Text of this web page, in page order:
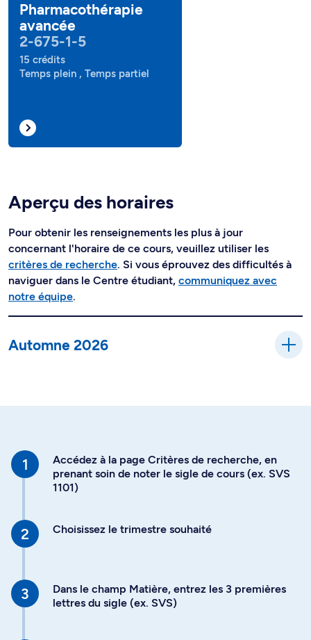
Pharmacothérapie
avancée
2-675-1-5
15 crédits
Temps plein , Temps partiel
Aperçu des horaires
Pour obtenir les renseignements les plus à jour
concernant l'horaire de ce cours, veuillez utiliser les
critères de recherche. Si vous éprouvez des difficultés à
naviguer dans le Centre étudiant, communiquez avec
notre équipe.
Automne 2026
Accédez à la page Critères de recherche, en
prenant soin de noter le sigle de cours (ex. SVS
1101)
Choisissez le trimestre souhaité
Dans le champ Matière, entrez les 3 premières
lettres du sigle (ex. SVS)